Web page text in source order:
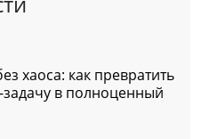
хаоса: как превратить
в полноценный